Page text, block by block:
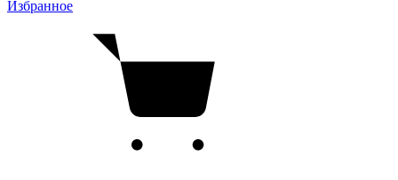
Избранное